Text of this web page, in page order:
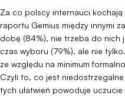
Za co polscy internauci kochają
raportu Gemius między innymi
dobę (84%), nie trzeba do nich
czas wyboru (79%), ale nie
ze względu na minimum
Czyli to, co jest
tych ułatwień powoduje